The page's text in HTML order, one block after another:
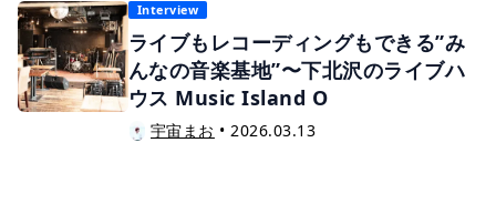
Interview
ライブもレコーディングもできる”み
んなの音楽基地”〜下北沢のライブハ
ウス Music Island O
宇宙まお •2026.03.13